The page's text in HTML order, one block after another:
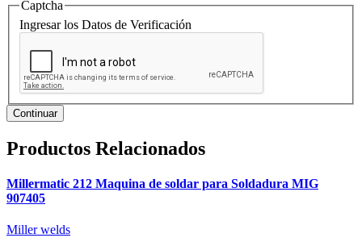
Captcha
Ingresar los Datos de Verificación
Continuar
Productos Relacionados
Millermatic 212 Maquina de soldar para Soldadura MIG
907405
Miller welds